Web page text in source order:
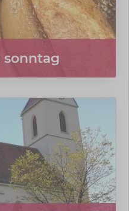
sonntag